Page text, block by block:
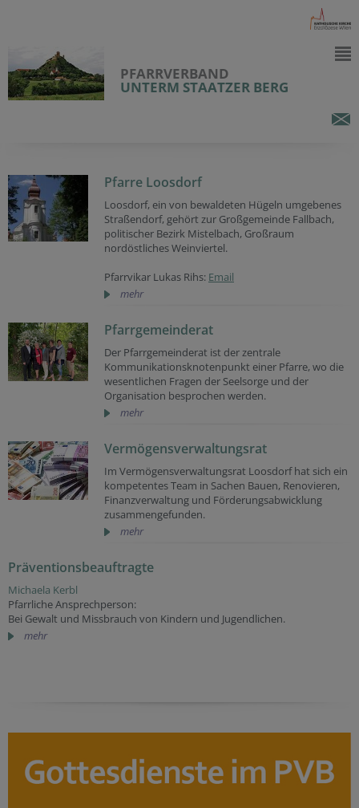
PFARRVERBAND
UNTERM STAATZER BERG
Pfarre Loosdorf
Loosdorf, ein von bewaldeten Hügeln umgebenes
Straßendorf, gehört zur Großgemeinde Fallbach,
politischer Bezirk Mistelbach, Großraum
nordöstliches Weinviertel.
Pfarrvikar Lukas Rihs: Email
mehr
Pfarrgemeinderat
Der Pfarrgemeinderat ist der zentrale
Kommunikationsknotenpunkt einer Pfarre, wo die
wesentlichen Fragen der Seelsorge und der
Organisation besprochen werden.
mehr
Vermögensverwaltungsrat
Im Vermögensverwaltungsrat Loosdorf hat sich ein
kompetentes Team in Sachen Bauen, Renovieren,
Finanzverwaltung und Förderungsabwicklung
zusammengefunden.
mehr
Präventionsbeauftragte
Michaela Kerbl
Pfarrliche Ansprechperson:
Bei Gewalt und Missbrauch von Kindern und Jugendlichen.
mehr